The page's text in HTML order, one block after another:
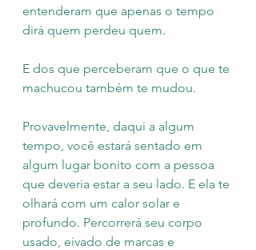
entenderam que apenas o tempo
dirá quem perdeu quem.
E dos que perceberam que o que te
machucou também te mudou.
Provavelmente, daqui a algum
tempo, você estará sentado em
algum lugar bonito com a pessoa
que deveria estar a seu lado. E ela te
olhará com um calor solar e
profundo. Percorrerá seu corpo
usado, eivado de marcas e